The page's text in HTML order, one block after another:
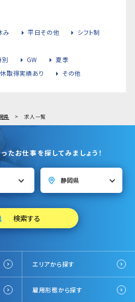
み 平日その他
シフト制
別 GW
夏季
取得実績あり その他
県 求人一覧
たお仕事を探してみましょう！
エリアから探す
雇用形態から探す